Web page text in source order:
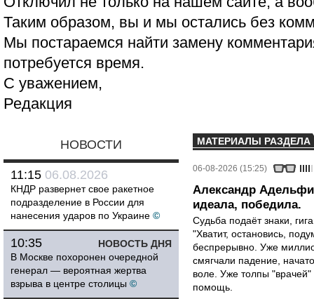
Таким образом, вы и мы остались без
Мы постараемся найти замену
потребуется время.
С уважением,
Редакция
НОВОСТИ
11:15 06.08.2026
КНДР развернет свое ракетное
подразделение в России для
нанесения ударов по Украине ©
НОВОСТЬ ДНЯ
10:35
В Москве похоронен очередной
генерал — вероятная жертва
взрыва в центре столицы ©
МАТЕРИАЛЫ РАЗДЕЛА
06-08-2026 (15:25)
Александр
идеала, победила.
Судьба подаёт знаки,
"Хватит, остановись,
беспрерывно. Уже
смягчали падение,
воле. Уже толпы
помощь.